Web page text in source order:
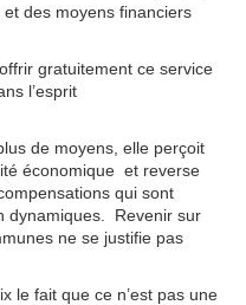
des moyens financiers
gratuitement ce service
l’esprit
de moyens, elle perçoit
économique et reverse
qui sont
dynamiques. Revenir sur
ne se justifie pas
le fait que ce n’est pas une